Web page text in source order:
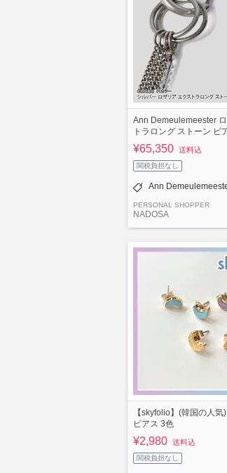
Ann Demeulemeester
トラロング ストーン ピ
¥65,350 送料込
関税負担なし
Ann
PERSONAL SHOPPER
NADOSA
【skyfolio】(韓国の人気
ピアス 3色
¥2,980 送料込
関税負担なし